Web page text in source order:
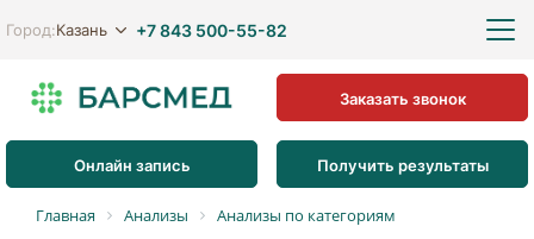
Город:Казань +7 843 500-55-82
Онлайн запись Получить результаты
Заказать звонок
Главная Анализы
Анализы по категориям